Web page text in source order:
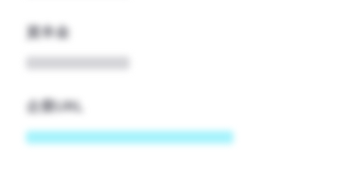
資本金
企業URL